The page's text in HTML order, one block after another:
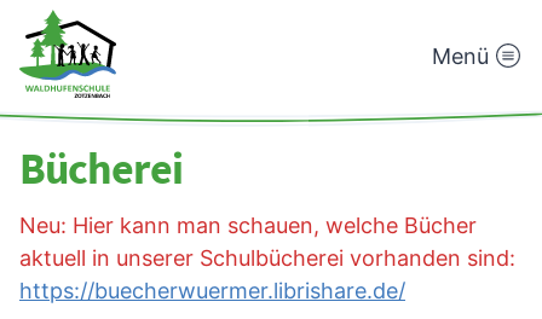
Waldhufenschule
Menü
Bücherei
Neu: Hier kann man schauen, welche Bücher
aktuell in unserer Schulbücherei vorhanden sind:
https://buecherwuermer.librishare.de/